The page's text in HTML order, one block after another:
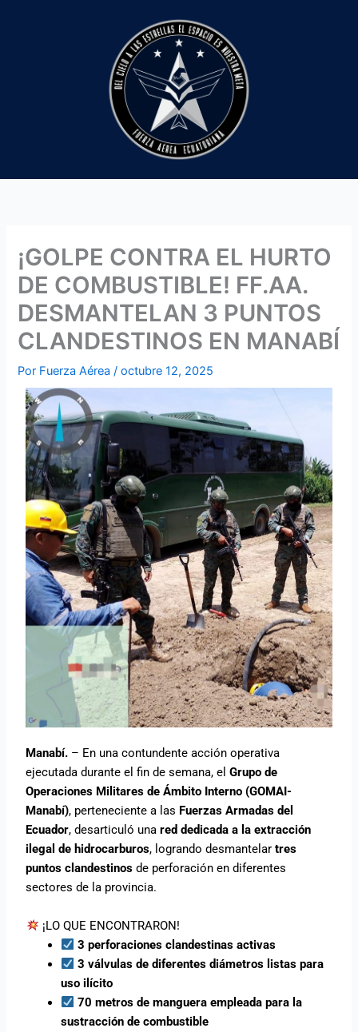
¡GOLPE CONTRA EL HURTO
DE COMBUSTIBLE! FF.AA.
DESMANTELAN 3 PUNTOS
CLANDESTINOS EN MANABÍ
Por Fuerza Aérea/octubre 12, 2025
Manabí. – En una contundente acción operativa
ejecutada durante el fin de semana, elGrupo de
Operaciones Militares de Ámbito Interno (GOMAI-
Manabí), perteneciente a las Fuerzas Armadas del
Ecuador, desarticuló unared dedicada a la extracción
ilegal de hidrocarburos, logrando desmantelartres
puntos clandestinos de perforación en diferentes
sectores de la provincia.
¡LO QUE ENCONTRARON!
3 perforaciones clandestinas activas
3 válvulas de diferentes diámetros listas para
uso ilícito
70 metros de manguera empleada para la
sustracción de combustible